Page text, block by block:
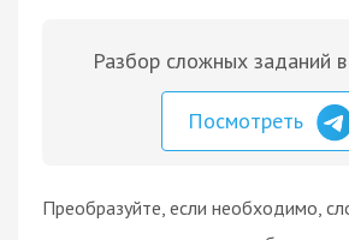
Разбор сложных заданий в
Посмотреть
Преобразуйте, если необходимо,